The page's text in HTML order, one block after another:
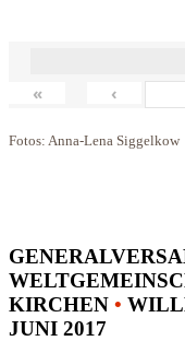
« ‹
Fotos: Anna-Lena Siggelkow
KIRCHEN •
JUNI 2017